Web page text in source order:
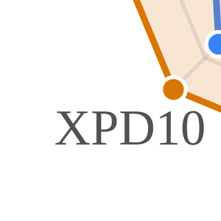
XPD10